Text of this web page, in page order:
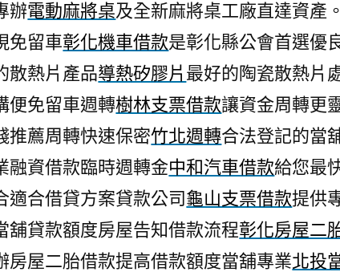
辦電動麻將桌及全新麻將桌工廠直達資產
免留車彰化機車借款是彰化縣公會首選優
散熱片產品導熱矽膠片 最好的陶瓷散熱片
便免留車週轉樹林支票借款讓資金周轉更
推薦周轉快速保密竹北週轉合法登記的當
融資借款臨時週轉金中和汽車借款給您最
適合借貸方案貸款公司龜山支票借款提供
舖貸款額度房屋告知借款流程彰化房屋二
房屋二胎借款提高借款額度當舖專業北投